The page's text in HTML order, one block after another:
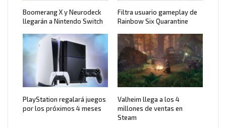
Boomerang X y Neurodeck
llegarán a Nintendo Switch
Filtra usuario gameplay de
Rainbow Six Quarantine
PlayStation regalará juegos
por los próximos 4 meses
Valheim llega a los 4
millones de ventas en
Steam